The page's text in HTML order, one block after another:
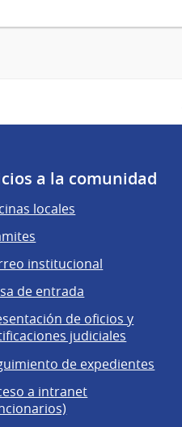
a la comunidad
locales
institucional
de entrada
de oficios y
judiciales
de expedientes
a intranet